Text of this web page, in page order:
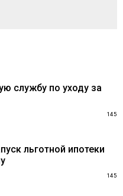
службу по уходу за
145
льготной ипотеки
145